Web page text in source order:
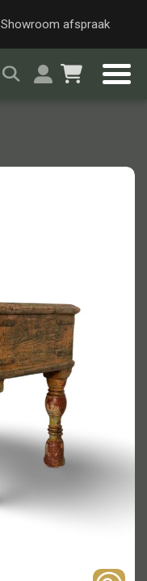
Snelle & veilige
Showroom afspraak